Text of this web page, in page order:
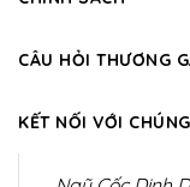
CÂU HỎI THƯƠNG
KẾT NỐI VỚI